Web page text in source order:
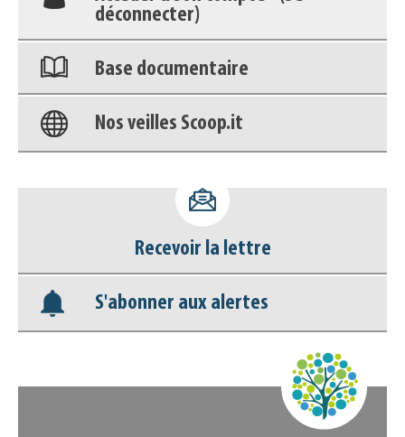
déconnecter)
Base documentaire
Nos veilles Scoop.it
Recevoir la lettre
S'abonner aux alertes